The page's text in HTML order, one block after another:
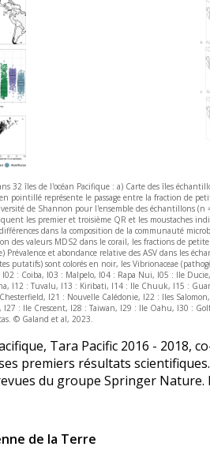
32 îles de l'océan Pacifique : a) Carte des îles
pointillé représente le passage entre la fraction de
de Shannon pour l'ensemble des échantillons (n
les premier et troisième QR et les moustaches
dans la composition de la communauté
valeurs MDS2 dans le corail, les fractions de
et abondance relative des ASV dans les
putatifs) sont colorés en noir, les Vibrionaceae
: Coiba, I03 : Malpelo, I04 : Rapa Nui, I05 : Ile
I12 : Tuvalu, I13 : Kiribati, I14 : Ile Chuuk, I15 :
I21 : Nouvelle Calédonie, I22 : Iles
: Ile Crescent, I28 : Taiwan, I29 : Ile Oahu, I30 :
© Galand et al, 2023.
Tara Pacific 2016 - 2018,
premiers résultats
du groupe Springer Nature.
de la Terre